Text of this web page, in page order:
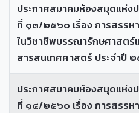
ประกาศสมาคมห้องสมุดแห่งป
ที่ ๑๓/๒๕๖๐ เรื่อง การสรรห
ในวิชาชีพบรรณารักษศาสตร์
สารสนเทศศาสตร์ ประจำปี
ประกาศสมาคมห้องสมุดแห่งป
ที่ ๑๔/๒๕๖๐ เรื่อง การสรรห